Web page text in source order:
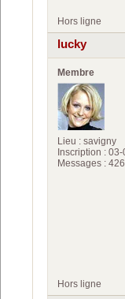
Hors ligne
lucky
Membre
Lieu : savigny
Inscription :
Messages : 426
Hors ligne